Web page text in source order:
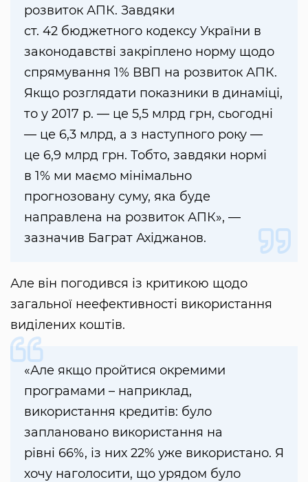
розвиток АПК. Завдяки
ст. 42 бюджетного кодексу України в
законодавстві закріплено норму щодо
спрямування 1% ВВП на розвиток АПК.
Якщо розглядати показники в динаміці,
то у 2017 р. — це 5,5 млрд грн, сьогодні
— це 6,3 млрд, а з наступного року —
це 6,9 млрд грн. Тобто, завдяки нормі
в 1% ми маємо мінімально
прогнозовану суму, яка буде
направлена на розвиток АПК», —
зазначив Баграт Ахіджанов.
Але він погодився із критикою щодо
загальної неефективності використання
виділених коштів.
«Але якщо пройтися окремими
програмами – наприклад,
використання кредитів: було
заплановано використання на
рівні 66%, із них 22% уже використано. Я
хочу наголосити, що урядом було